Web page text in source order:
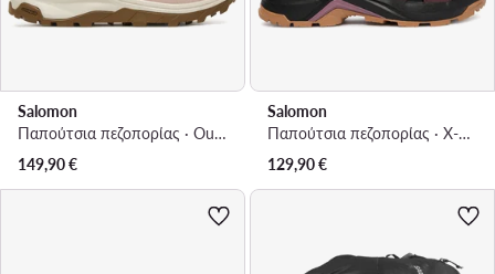
Salomon
Παπούτσια πεζοπορίας · Outsnap Waterproof L47854100 · Ροζ
149,90€
Salomon
Παπούτσια πεζοπορίας · X-Adventure Recon Gtx L49096600 · Καφέ
129,90€